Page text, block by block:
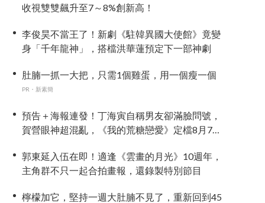
收視雙雙飆升至7～8%創新高！
李俊昊不當王了！新劇《駐韓異國大使館》竟變
身「千年龍神」，搭檔洪華蓮預定下一部神劇
肚腩一抓一大把，只需1個雞蛋，用一個瘦一個
PR・新素簡
預告＋海報連發！丁海寅自稱男友卻滿臉問號，
賀營眼神超混亂，《我的荒糖戀愛》定檔8月7
郭東延入伍在即！適逢《雲畫的月光》10週年，
主角群不只一起合拍畫報，還錄製特別節目
檸檬加它，堅持一週大肚腩不見了，重新回到45